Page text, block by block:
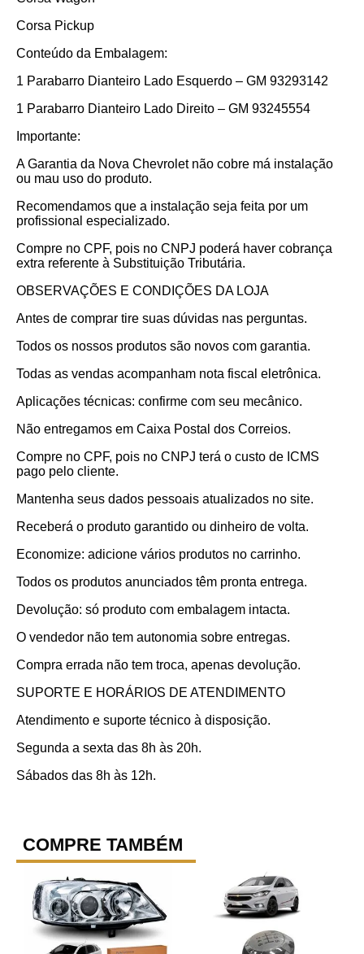
Corsa Pickup
Conteúdo da Embalagem:
1 Parabarro Dianteiro Lado Esquerdo – GM 93293142
1 Parabarro Dianteiro Lado Direito – GM 93245554
Importante:
A Garantia da Nova Chevrolet não cobre má instalação
ou mau uso do produto.
Recomendamos que a instalação seja feita por um
profissional especializado.
Compre no CPF, pois no CNPJ poderá haver cobrança
extra referente à Substituição Tributária.
OBSERVAÇÕES E CONDIÇÕES DA LOJA
Antes de comprar tire suas dúvidas nas perguntas.
Todos os nossos produtos são novos com garantia.
Todas as vendas acompanham nota fiscal eletrônica.
Aplicações técnicas: confirme com seu mecânico.
Não entregamos em Caixa Postal dos Correios.
Compre no CPF, pois no CNPJ terá o custo de ICMS
pago pelo cliente.
Mantenha seus dados pessoais atualizados no site.
Receberá o produto garantido ou dinheiro de volta.
Economize: adicione vários produtos no carrinho.
Todos os produtos anunciados têm pronta entrega.
Devolução: só produto com embalagem intacta.
O vendedor não tem autonomia sobre entregas.
Compra errada não tem troca, apenas devolução.
SUPORTE E HORÁRIOS DE ATENDIMENTO
Atendimento e suporte técnico à disposição.
Segunda a sexta das 8h às 20h.
Sábados das 8h às 12h.
COMPRE TAMBÉM